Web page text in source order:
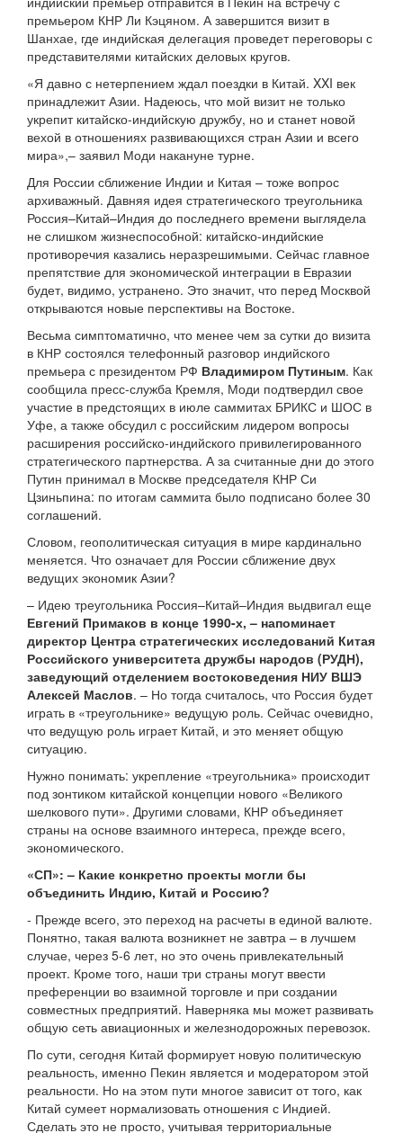
премьером КНР Ли Кэцяном. А завершится визит в
Шанхае, где индийская делегация проведет переговоры с
представителями китайских деловых кругов.
«Я давно с нетерпением ждал поездки в Китай. XXI век
принадлежит Азии. Надеюсь, что мой визит не только
укрепит китайско-индийскую дружбу, но и станет новой
вехой в отношениях развивающихся стран Азии и всего
мира»,– заявил Моди накануне турне.
Для России сближение Индии и Китая – тоже вопрос
архиважный. Давняя идея стратегического треугольника
Россия–Китай–Индия до последнего времени выглядела
не слишком жизнеспособной: китайско-индийские
противоречия казались неразрешимыми. Сейчас главное
препятствие для экономической интеграции в Евразии
будет, видимо, устранено. Это значит, что перед Москвой
открываются новые перспективы на Востоке.
Весьма симптоматично, что менее чем за сутки до визита
в КНР состоялся телефонный разговор индийского
премьера с президентом РФ Владимиром Путиным. Как
сообщила пресс-служба Кремля, Моди подтвердил свое
участие в предстоящих в июле саммитах БРИКС и ШОС в
Уфе, а также обсудил с российским лидером вопросы
расширения российско-индийского привилегированного
стратегического партнерства. А за считанные дни до этого
Путин принимал в Москве председателя КНР Си
Цзиньпина: по итогам саммита было подписано более 30
соглашений.
Словом, геополитическая ситуация в мире кардинально
меняется. Что означает для России сближение двух
ведущих экономик Азии?
– Идею треугольника Россия–Китай–Индия выдвигал еще
Евгений Примаков в конце 1990-х, – напоминает
директор Центра стратегических исследований Китая
Российского университета дружбы народов (РУДН),
заведующий отделением востоковедения НИУ ВШЭ
Алексей Маслов. – Но тогда считалось, что Россия будет
играть в «треугольнике» ведущую роль. Сейчас очевидно,
что ведущую роль играет Китай, и это меняет общую
ситуацию.
Нужно понимать: укрепление «треугольника» происходит
под зонтиком китайской концепции нового «Великого
шелкового пути». Другими словами, КНР объединяет
страны на основе взаимного интереса, прежде всего,
экономического.
«СП»: – Какие конкретно проекты могли бы
объединить Индию, Китай и Россию?
- Прежде всего, это переход на расчеты в единой валюте.
Понятно, такая валюта возникнет не завтра – в лучшем
случае, через 5-6 лет, но это очень привлекательный
проект. Кроме того, наши три страны могут ввести
преференции во взаимной торговле и при создании
совместных предприятий. Наверняка мы может развивать
общую сеть авиационных и железнодорожных перевозок.
По сути, сегодня Китай формирует новую политическую
реальность, именно Пекин является и модератором этой
реальности. Но на этом пути многое зависит от того, как
Китай сумеет нормализовать отношения с Индией.
Сделать это не просто, учитывая территориальные